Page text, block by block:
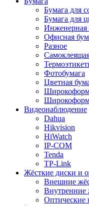
Бумага для
Бумага для
Инженерная
Офисная
Разное
Фотобумага
Цветная
Видеонаблюдение
Dahua
Hikvision
HiWatch
IP-COM
Tenda
TP-Link
Жёсткие диски и
Внешние
Внутренние
Оптические